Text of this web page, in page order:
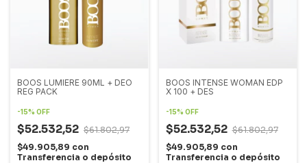
BOOS LUMIERE 90ML + DEO
REG PACK
-15% OFF
$52.532,52 $61.802,97
$49.905,89 con
Transferencia o depósito
BOOS INTENSE WOMAN EDP
X 100 + DES
-15% OFF
$52.532,52 $61.802,97
$49.905,89 con
Transferencia o depósito